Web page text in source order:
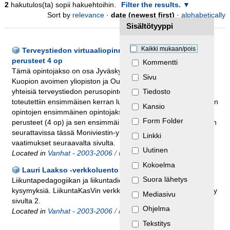
2hakutulos(ta) sopii hakuehtoihin. Filter the results.
Sisältötyyppi
Kaikki mukaan/pois
Kommentti
Sivu
Tiedosto
Kansio
Form Folder
Linkki
Uutinen
Kokoelma
Suora lähetys
Mediasivu
Ohjelma
Tekstitys
Sort by relevance · date (newest first) · alphabetically
Terveystiedon virtuaaliopinnot - terveyskasvatuksen
perusteet 4 op
Tämä opintojakso on osa Jyväskylän avoimen yliopiston,
Kuopion avoimen yliopiston ja Oulun avoimen yliopiston
yhteisiä terveystiedon perusopintojen virtuaaliopintoja, jotka
toteutettiin ensimmäisen kerran lukuvuonna 2005-2006. Näiden
opintojen ensimmäinen opintojakso on terveyskasvatuksen
perusteet (4 op) ja sen ensimmäinen eli verkkoluento-osuus on
seurattavissa tässä Moniviestin-ympäristössä. Katso tekniset
vaatimukset seuraavalta sivulta.
Located in Vanhat - 2003-2006 / terveystiede
Lauri Laakso -verkkoluento
Liikuntapedagogiikan ja liikuntadidaktiikan ajankohtaisia
kysymyksiä. LiikuntaKasVin verkkoluento. Luentotallenne löytyy
sivulta 2.
Located in Vanhat - 2003-2006 / movie